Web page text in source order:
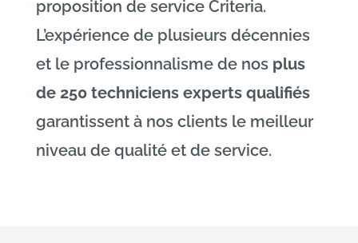
proposition de service Criteria.
L’expérience de plusieurs décennies
et le professionnalisme de nos plus
de 250 techniciens experts qualifiés
garantissent à nos clients le meilleur
niveau de qualité et de service.